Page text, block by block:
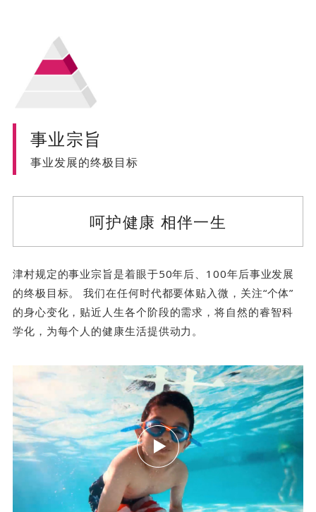
事业宗旨
事业发展的终极目标
呵护健康 相伴一生
津村规定的事业宗旨是着眼于50年后、100年后事业发展
的终极目标。 我们在任何时代都要体贴入微，关注“个体”
的身心变化，贴近人生各个阶段的需求，将自然的睿智科
学化，为每个人的健康生活提供动力。